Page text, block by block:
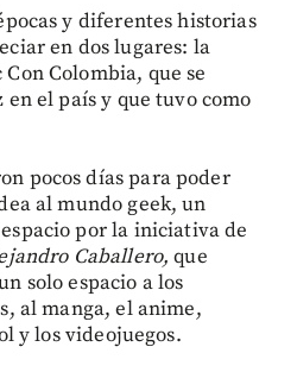
y diferentes historias
en dos lugares: la
Colombia, que se
el país y que tuvo como
pocos días para poder
al mundo geek, un
por la iniciativa de
Caballero,que
solo espacio a los
al manga, el anime,
y los videojuegos.